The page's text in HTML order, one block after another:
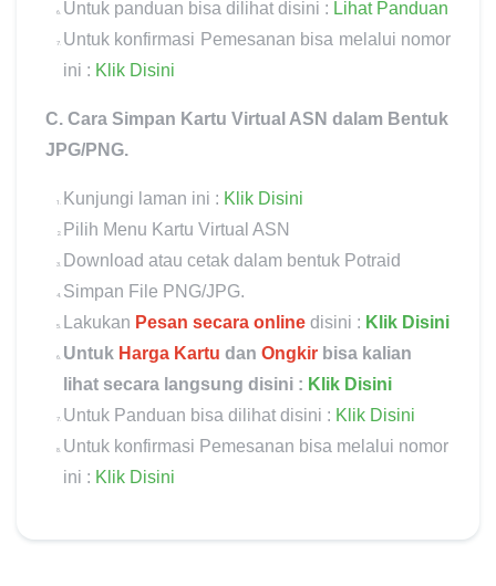
Untuk panduan bisa dilihat disini : Lihat Panduan
Untuk konfirmasi Pemesanan bisa melalui nomor
ini : Klik Disini
C. Cara Simpan Kartu Virtual ASN dalam Bentuk
JPG/PNG.
Kunjungi laman ini : Klik Disini
Pilih Menu Kartu Virtual ASN
Download atau cetak dalam bentuk Potraid
Simpan File PNG/JPG.
Lakukan Pesan secara onlinedisini : Klik Disini
Untuk Harga Kartu dan Ongkirbisa kalian
lihat secara langsung disini : Klik Disini
Untuk Panduan bisa dilihat disini : Klik Disini
Untuk konfirmasi Pemesanan bisa melalui nomor
ini : Klik Disini